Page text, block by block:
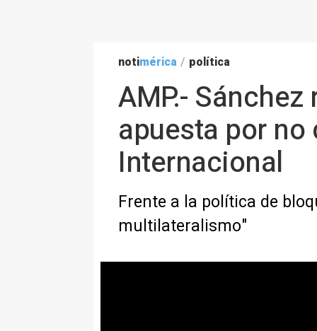
notimérica / política
AMP.-
apuesta por
Internacional
Frente a la política de
multilateralismo"